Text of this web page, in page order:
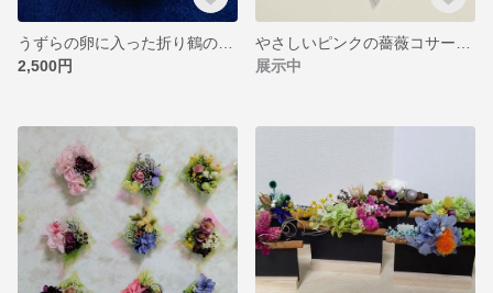
2,500円
展示中